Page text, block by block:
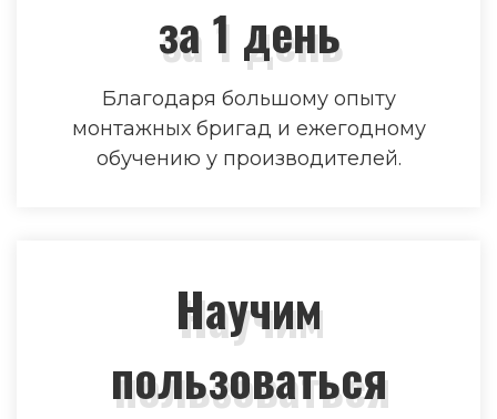
за 1 день
Благодаря большому опыту
монтажных бригад и ежегодному
обучению у производителей.
Научим
пользоваться